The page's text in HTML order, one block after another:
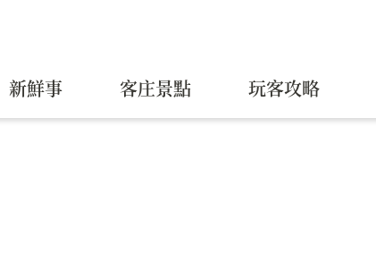
新鮮事 客庄景點 玩客攻略